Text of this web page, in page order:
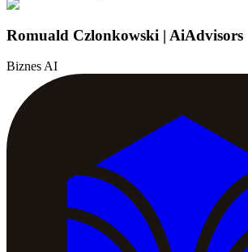
Romuald Czlonkowski | AiAdvisors
Biznes AI